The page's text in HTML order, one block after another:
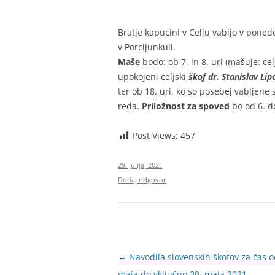
MINISTRANTI
ŽUPNIJSKI GOSPODARSKI SVET
Bratje kapucini v Celju vabijo v
v Porcijunkuli.
Maše bodo: ob 7. in 8. uri (mašuje:
upokojeni celjski škof dr. Stanislav
ter ob 18. uri, ko so posebej vabljene
reda. Priložnost za spoved bo od 6.
Post Views: 457
29. julija, 2021
Dodaj odgovor
Krmarjenje
← Navodila slovenskih škofov za čas